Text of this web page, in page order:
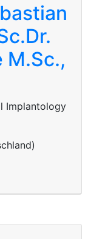
Dr.
M.Sc.,
Implantology